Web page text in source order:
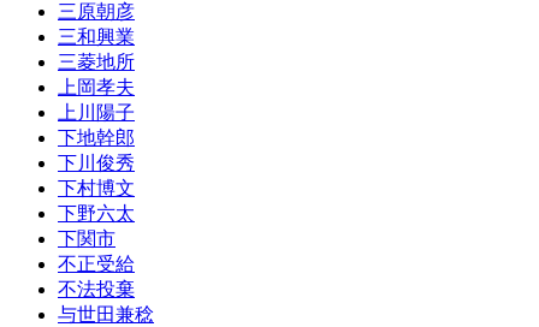
三原朝彦
三和興業
三菱地所
上岡孝夫
上川陽子
下地幹郎
下川俊秀
下村博文
下野六太
下関市
不正受給
不法投棄
与世田兼稔